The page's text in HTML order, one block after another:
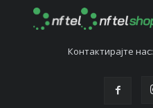
Контактирајтe нас: